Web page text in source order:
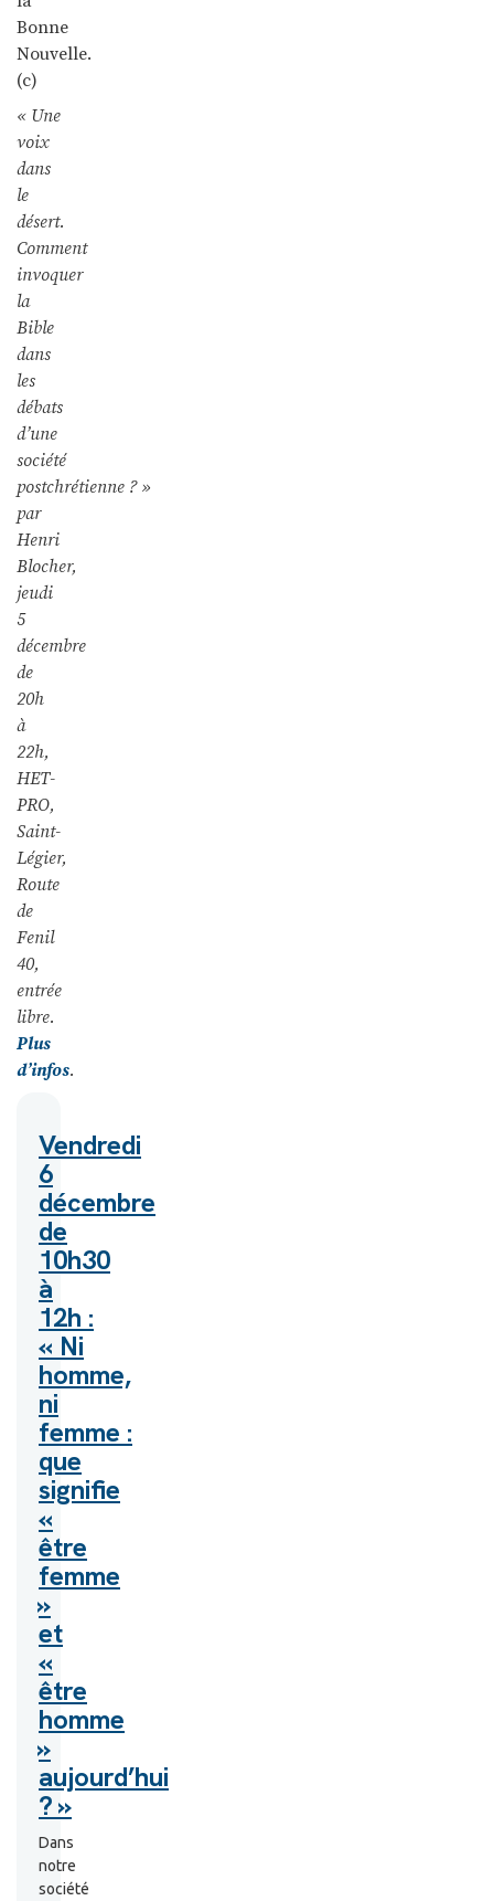
Bonne
Nouvelle.
(c)
« Une
voix
dans
le
désert.
Comment
invoquer
la
Bible
dans
les
débats
d’une
société
postchrétienne ? »
par
Henri
Blocher,
jeudi
5
décembre
de
20h
à
22h,
HET-
PRO,
Saint-
Légier,
Route
de
Fenil
40,
entrée
libre.
Plus
d’infos.
Vendredi
6
décembre
de
10h30
à
12h :
« Ni
homme,
ni
femme :
que
signifie
«
être
femme
»
et
«
être
homme
»
aujourd’hui
? »
Dans
notre
société